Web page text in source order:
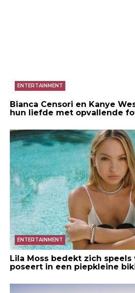
ENTERTAINMENT
Bianca Censori en Kanye
hun liefde met opvallende
ENTERTAINMENT
Lila Moss bedekt zich speels
poseert in een piepkleine